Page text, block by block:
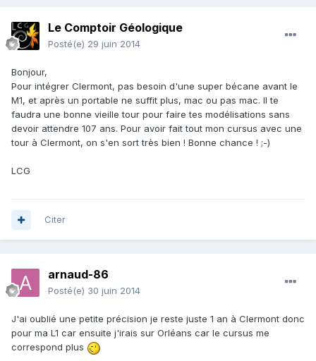
Le Comptoir Géologique
Posté(e) 29 juin 2014
Bonjour,
Pour intégrer Clermont, pas besoin d'une super bécane avant le
M1, et après un portable ne suffit plus, mac ou pas mac. Il te
faudra une bonne vieille tour pour faire tes modélisations sans
devoir attendre 107 ans. Pour avoir fait tout mon cursus avec une
tour à Clermont, on s'en sort très bien ! Bonne chance ! ;-)
LCG
Citer
arnaud-86
Posté(e) 30 juin 2014
J'ai oublié une petite précision je reste juste 1 an à Clermont donc
pour ma L1 car ensuite j'irais sur Orléans car le cursus me
correspond plus